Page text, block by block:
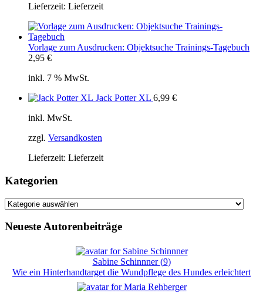
Lieferzeit: Lieferzeit
Vorlage zum Ausdrucken: Objektsuche Trainings-Tagebuch
2,95 €
inkl. 7 % MwSt.
Jack Potter XL 6,99 €
inkl. MwSt.
zzgl. Versandkosten
Lieferzeit: Lieferzeit
Kategorien
Kategorien
Neueste Autorenbeiträge
Sabine Schinnner(9)
Wie ein Hinterhandtarget die Wundpflege des Hundes erleichtert